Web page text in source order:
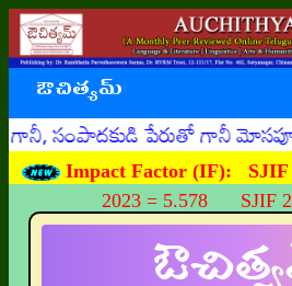
ఔచిత్యమ్
పేరుతో గానీ మోసపూరితమైన
Impact Factor (IF): SJIF
2023 = 5.578 SJIF